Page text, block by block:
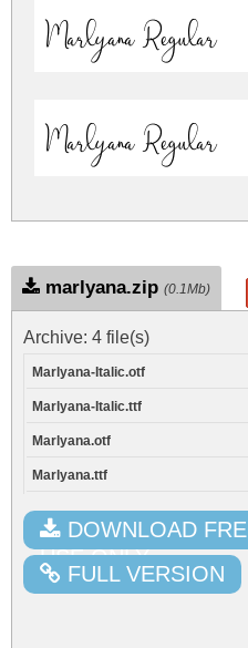
Marlyana Regular
Marlyana Regular
marlyana.zip (0.1Mb)
Archive: 4 file(s)
Marlyana-Italic.otf
Marlyana-Italic.ttf
Marlyana.otf
Marlyana.ttf
DOWNLOAD
USE ONLY
FULL VERSION